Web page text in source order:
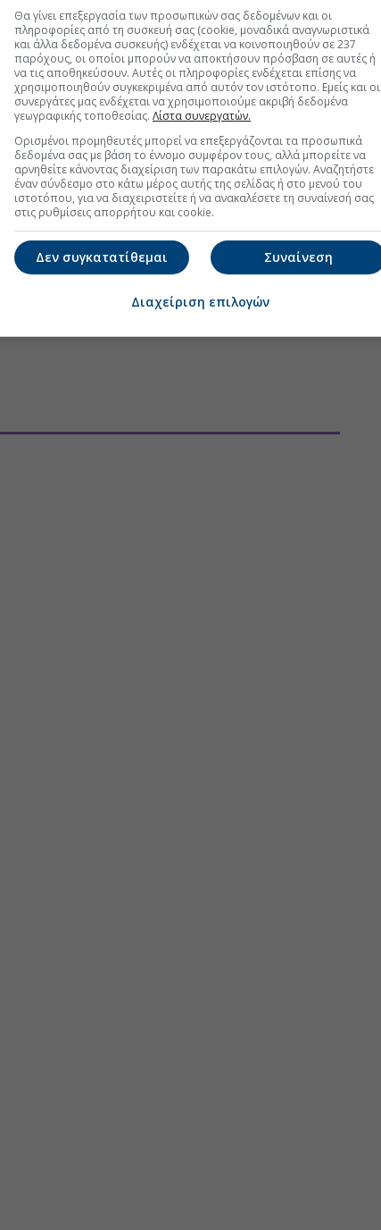
Θα γίνει επεξεργασία των προσωπικών σας δεδομένων και οι
πληροφορίες από τη συσκευή σας (cookie, μοναδικά αναγνωριστικά
και άλλα δεδομένα συσκευής) ενδέχεται να κοινοποιηθούν σε 237
παρόχους, οι οποίοι μπορούν να αποκτήσουν πρόσβαση σε αυτές ή
να τις αποθηκεύσουν. Αυτές οι πληροφορίες ενδέχεται επίσης να
χρησιμοποιηθούν συγκεκριμένα από αυτόν τον ιστότοπο. Εμείς και οι
συνεργάτες μας ενδέχεται να χρησιμοποιούμε ακριβή δεδομένα
γεωγραφικής τοποθεσίας. Λίστα συνεργατών.
Ορισμένοι προμηθευτές μπορεί να επεξεργάζονται τα προσωπικά
δεδομένα σας με βάση το έννομο συμφέρον τους, αλλά μπορείτε να
αρνηθείτε κάνοντας διαχείριση των παρακάτω επιλογών. Αναζητήστε
έναν σύνδεσμο στο κάτω μέρος αυτής της σελίδας ή στο μενού του
ιστοτόπου, για να διαχειριστείτε ή να ανακαλέσετε τη συναίνεσή σας
στις ρυθμίσεις απορρήτου και cookie.
Συναίνεση
Δεν συγκατατίθεμαι
Διαχείριση επιλογών